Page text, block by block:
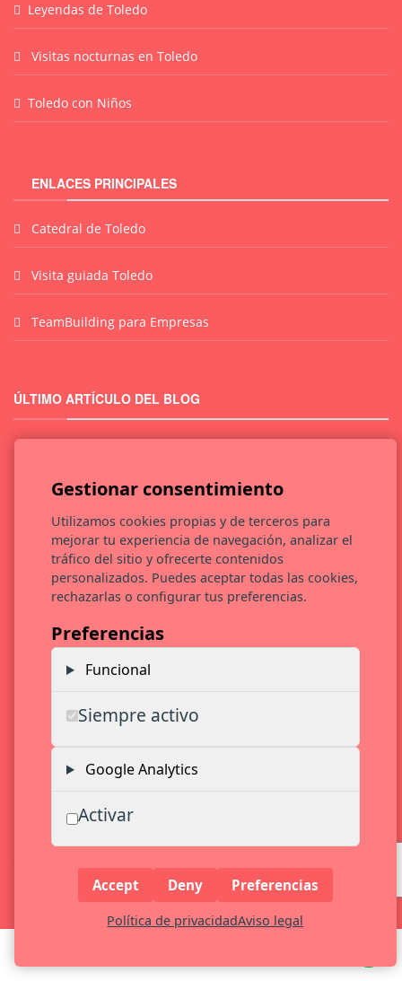
Leyendas de Toledo
Visitas nocturnas en Toledo
Toledo con Niños
ENLACES PRINCIPALES
Catedral de Toledo
Visita guiada Toledo
TeamBuilding para Empresas
ÚLTIMO ARTÍCULO DEL BLOG
Gestionar consentimiento
Utilizamos cookies propias y de terceros para
mejorar tu experiencia de navegación, analizar el
tráfico del sitio y ofrecerte contenidos
personalizados. Puedes aceptar todas las cookies,
rechazarlas o configurar tus preferencias.
Preferencias
Funcional
Siempre activo
Google Analytics
Activar
Accept Deny Preferencias
Política de privacidadAviso legal